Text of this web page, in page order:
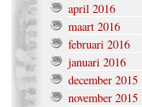
april 2016
maart 2016
februari 2016
januari 2016
december 2015
november 2015